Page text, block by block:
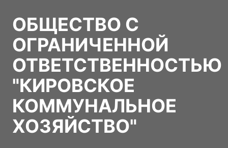
ОБЩЕСТВО С
ОГРАНИЧЕННОЙ
ОТВЕТСТВЕННОСТЬЮ
"КИРОВСКОЕ
КОММУНАЛЬНОЕ
ХОЗЯЙСТВО"